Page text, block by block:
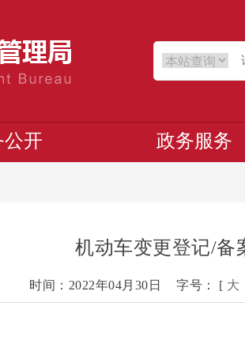
公开 政务服务
机动车变更登记/备
时间：2022年04月30日 字号： [ 大